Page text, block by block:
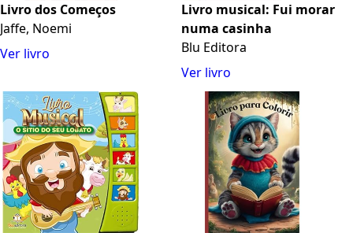
Livro dos Começos
Jaffe, Noemi
Ver livro
Livro musical: Fui morar
numa casinha
Blu Editora
Ver livro